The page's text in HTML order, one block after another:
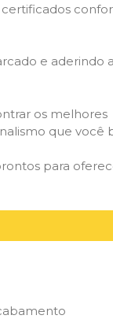
e aderindo
os melhores
que você
para